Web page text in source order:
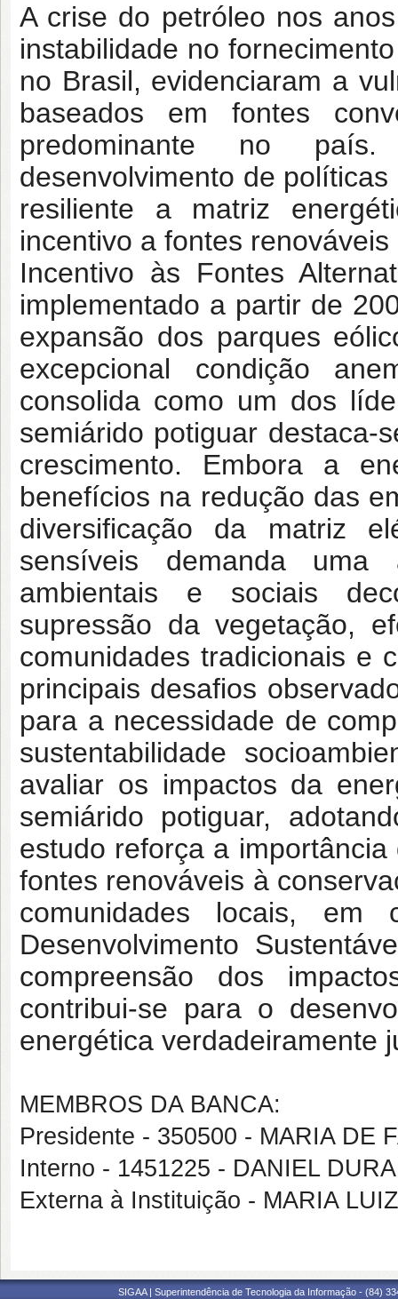
A crise do petróleo nos
instabilidade no
no Brasil, evidenciaram a
baseados em fontes
predominante no
desenvolvimento de
resiliente a matriz
incentivo a fontes
Incentivo às Fontes
implementado a partir de
expansão dos parques
excepcional condição
consolida como um dos
semiárido potiguar destaca-
crescimento. Embora a
benefícios na redução das
diversificação da matriz
sensíveis demanda uma
ambientais e sociais
supressão da vegetação,
comunidades tradicionais e
principais desafios
para a necessidade de
sustentabilidade
avaliar os impactos da
semiárido potiguar,
estudo reforça a
fontes renováveis à
comunidades locais, em
Desenvolvimento
compreensão dos
contribui-se para o
energética verdadeiramente
MEMBROS DA BANCA:
Presidente - 350500 - MARIA DE
Interno - 1451225 - DANIEL
Externa à Instituição - MARIA
SIGAA | Superintendência de Tecnologia da Informação - (84)